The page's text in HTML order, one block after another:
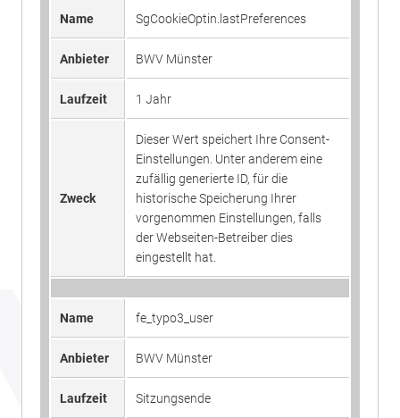
eingestellt hat.
Sitzungsende
Speicherung der Benutzer-ID bei
Anmeldung über den Webseiten-
Login .
Benutzer eine Website besucht hat,
letzten Besuch. Von Google Analytics
verwendet.
_gid
Google Analytics
1 Tag
Registriert eine eindeutige ID, die
Website nutzt, zu generieren.
Name SgCookieOptin.lastPreferences
Anbieter BWV Münster
Laufzeit 1 Jahr
Zweck
Dieser Wert speichert Ihre Consent-
Einstellungen. Unter anderem eine
zufällig generierte ID, für die
historische Speicherung Ihrer
vorgenommen Einstellungen, falls
der Webseiten-Betreiber dies
eingestellt hat.
Name fe_typo3_user
Anbieter BWV Münster
Laufzeit Sitzungsende